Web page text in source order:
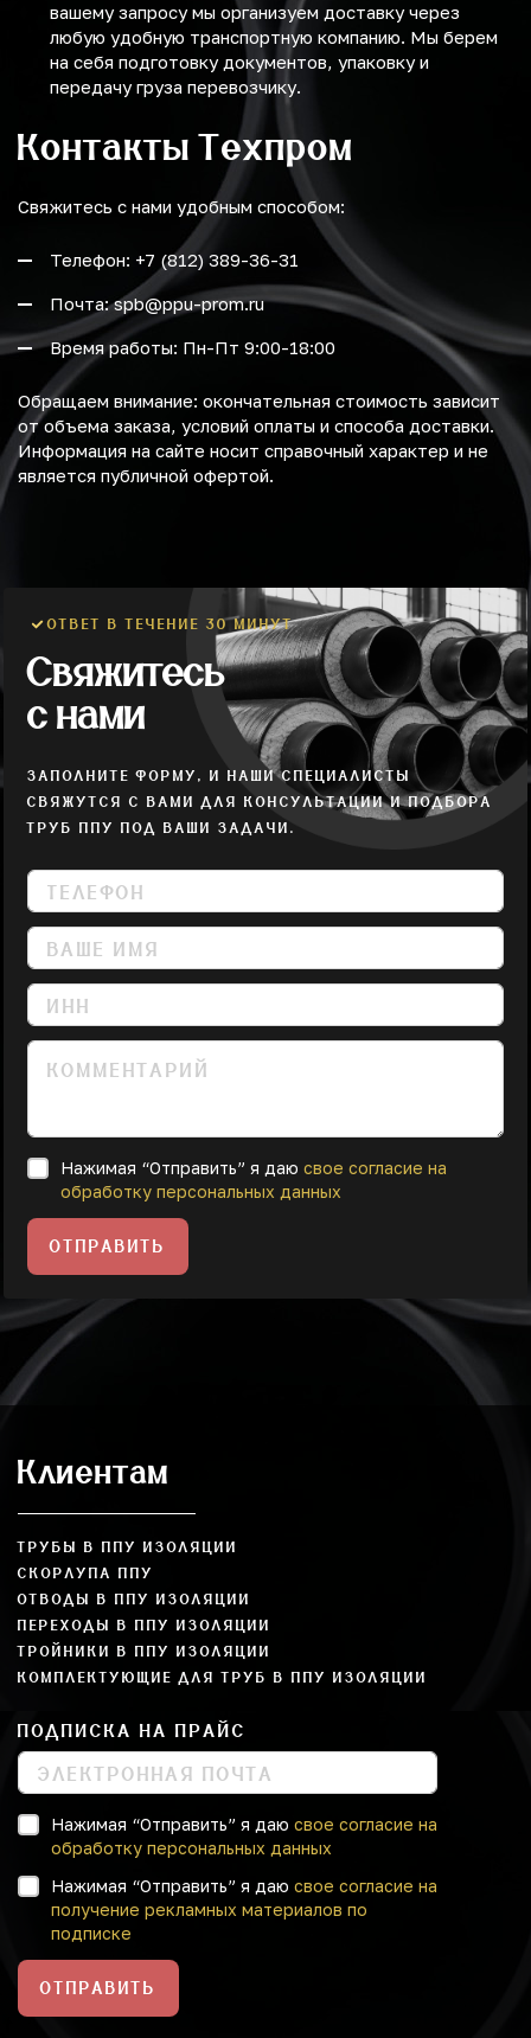
вашему запросу мы организуем доставку через
любую удобную транспортную компанию. Мы берем
на себя подготовку документов, упаковку и
передачу груза перевозчику.
Контакты Техпром
Свяжитесь с нами удобным способом:
Телефон: +7 (812) 389-36-31
Почта: spb@ppu-prom.ru
Время работы: Пн-Пт 9:00-18:00
Обращаем внимание: окончательная стоимость зависит
от объема заказа, условий оплаты и способа доставки.
Информация на сайте носит справочный характер и не
является публичной офертой.
ОТВЕТ В ТЕЧЕНИЕ 30 МИНУТ
Свяжитесь
с нами
ЗАПОЛНИТЕ ФОРМУ, И НАШИ СПЕЦИАЛИСТЫ
СВЯЖУТСЯ С ВАМИ ДЛЯ КОНСУЛЬТАЦИИ И ПОДБОРА
ТРУБ ППУ ПОД ВАШИ ЗАДАЧИ.
Нажимая “Отправить” я даю свое согласие на
обработку персональных данных
ОТПРАВИТЬ
Клиентам
ТРУБЫ В ППУ ИЗОЛЯЦИИ
СКОРЛУПА ППУ
ОТВОДЫ В ППУ ИЗОЛЯЦИИ
ПЕРЕХОДЫ В ППУ ИЗОЛЯЦИИ
ТРОЙНИКИ В ППУ ИЗОЛЯЦИИ
КОМПЛЕКТУЮЩИЕ ДЛЯ ТРУБ В ППУ ИЗОЛЯЦИИ
ПОДПИСКА НА ПРАЙС
Нажимая “Отправить” я даю свое согласие на
обработку персональных данных
Нажимая “Отправить” я даю свое согласие на
получение рекламных материалов по
подписке
ОТПРАВИТЬ